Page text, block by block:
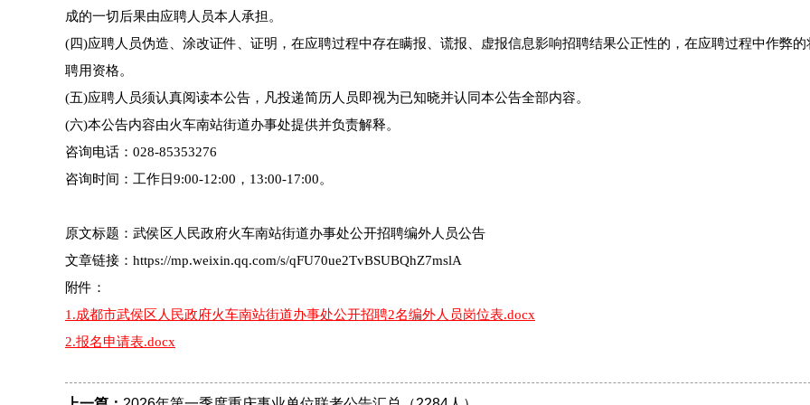
成的一切后果由应聘人员本人承担。
(四)应聘人员伪造、涂改证件、证明，在应聘过程中存在瞒报、谎报、虚报信息影响招聘结果公正性的，在应聘过程中作弊的
聘用资格。
(五)应聘人员须认真阅读本公告，凡投递简历人员即视为已知晓并认同本公告全部内容。
(六)本公告内容由火车南站街道办事处提供并负责解释。
咨询电话：028-85353276
咨询时间：工作日9:00-12:00，13:00-17:00。
原文标题：武侯区人民政府火车南站街道办事处公开招聘编外人员公告
文章链接：https://mp.weixin.qq.com/s/qFU70ue2TvBSUBQhZ7mslA
附件：
1.成都市武侯区人民政府火车南站街道办事处公开招聘2名编外人员岗位表.docx
2.报名申请表.docx